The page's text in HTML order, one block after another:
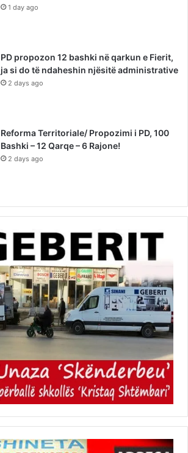
1 day ago
PD propozon 12 bashki në qarkun e Fierit,
ja si do të ndaheshin njësitë administrative
2 days ago
Reforma Territoriale/ Propozimi i PD, 100
Bashki – 12 Qarqe – 6 Rajone!
2 days ago